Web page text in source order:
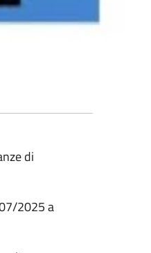
di
2025 a